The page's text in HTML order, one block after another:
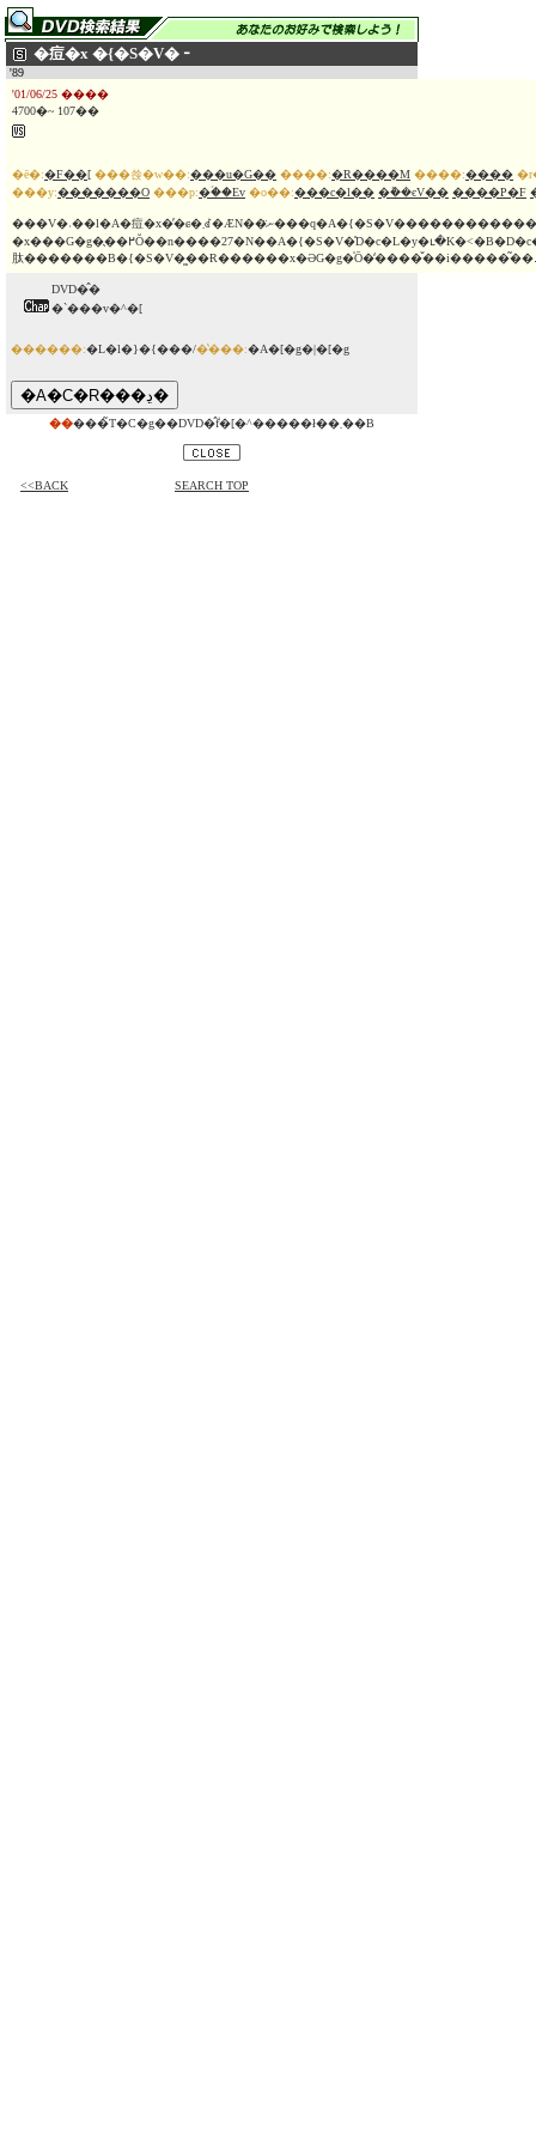
�痘�x �{�S�V�╶
'89
'01/06/25 ����
4700�~ 107��
�ē�:�F��[ ���쑍�w��:���u�G�� ����:�R����M ����:����
���y:�������O ���p:�ؑ��Еv �o��:���c�l�� �݉��єV�� ����P�F
���V�˒��l�A�痘�x�̓�ɕ�܂ꂽ�ӔN��ނ̈���q�A�{�S�V�������������h���}�B�痘
�x���G�g�̖��߂Ŏ��n����27�N��A�{�S�V�͐D�c�L�y�ւ�K�˂�B�D�c�͂Ȃ����x�����n�����̂���m�
DVD�̂�
�`���v�^�[
������:�L�l�}�{���/�̔���:�A�[�g�|�[�g
�� ���̃T�C�g��DVD�̂݃f�[�^�����ł��܂��B
<<BACK SEARCH TOP